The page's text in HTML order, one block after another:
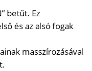
betűt. Ez
és az alsó fogak
masszírozásával